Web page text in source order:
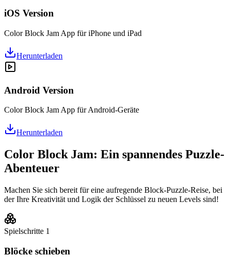
iOS Version
Color Block Jam App für iPhone und iPad
Herunterladen
Android Version
Color Block Jam App für Android-Geräte
Herunterladen
Color Block Jam: Ein spannendes Puzzle-
Abenteuer
Machen Sie sich bereit für eine aufregende Block-Puzzle-Reise, bei
der Ihre Kreativität und Logik der Schlüssel zu neuen Levels sind!
Spielschritte 1
Blöcke schieben